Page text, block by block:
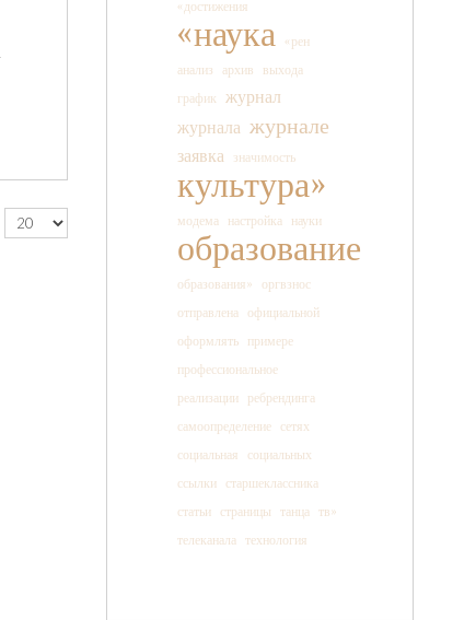
«достижения
«наука
«рен
анализ
архив
выхода
график
журнал
журнала журнале
заявка значимость
культура»
модема настройка науки
образование
образования»
оргвзнос
отправлена
официальной
оформлять
примере
профессиональное
реализации
ребрендинга
самоопределение
сетях
социальная
социальных
ссылки
старшеклассника
статьи
страницы танца тв»
телеканала технология